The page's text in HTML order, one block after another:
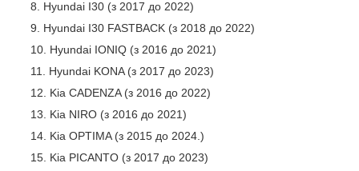
Hyundai I30 (з 2017 до 2022)
Hyundai I30 FASTBACK (з 2018 до 2022)
Hyundai IONIQ (з 2016 до 2021)
Hyundai KONA (з 2017 до 2023)
Kia CADENZA (з 2016 до 2022)
Kia NIRO (з 2016 до 2021)
Kia OPTIMA (з 2015 до 2024.)
Kia PICANTO (з 2017 до 2023)